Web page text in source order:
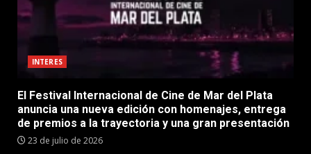
INTERES
El Festival Internacional de Cine de Mar del Plata
anuncia una nueva edición con homenajes, entrega
de premios a la trayectoria y una gran presentación
23 de julio de 2026